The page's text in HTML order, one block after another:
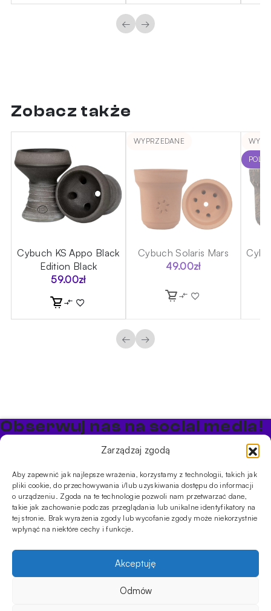
Zarządzaj zgodą
Aby zapewnić jak najlepsze wrażenia, korzystamy z technologii, takich jak
pliki cookie, do przechowywania i/lub uzyskiwania dostępu do informacji
o urządzeniu. Zgoda na te technologie pozwoli nam przetwarzać dane,
takie jak zachowanie podczas przeglądania lub unikalne identyfikatory na
tej stronie. Brak wyrażenia zgody lub wycofanie zgody może niekorzystnie
wpłynąć na niektóre cechy i funkcje.
Akceptuję
Odmów
← →
Zobacz także
Cybuch KS Appo Black
Edition Black
59.00zł
WYPRZEDANE
Cybuch Solaris Mars
49.00zł
← →
Obserwuj nas na social media!
Bądź na bieżąco z promocjami i nowościami w sklepie
PRODUKTY
ShisheCybuchyTytonie Rozpalanie
INFORMACJE
prywatności
Usługi
Szkolenia